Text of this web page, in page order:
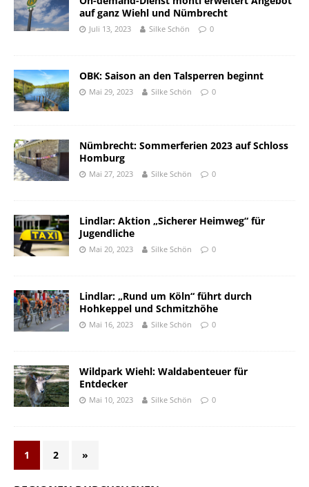
auf ganz Wiehl und Nümbrecht
Juli 13, 2023 Silke Schön 0
OBK: Saison an den Talsperren beginnt
Mai 29, 2023 Silke Schön 0
Nümbrecht: Sommerferien 2023 auf Schloss
Homburg
Mai 27, 2023 Silke Schön 0
Lindlar: Aktion „Sicherer Heimweg“ für
Jugendliche
Mai 20, 2023 Silke Schön 0
Lindlar: „Rund um Köln“ führt durch
Hohkeppel und Schmitzhöhe
Mai 16, 2023 Silke Schön 0
Wildpark Wiehl: Waldabenteuer für
Entdecker
Mai 10, 2023 Silke Schön 0
1 2 »